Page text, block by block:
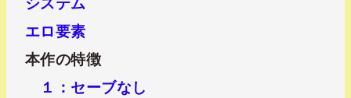
システム
エロ要素
本作の特徴
１：セーブなし